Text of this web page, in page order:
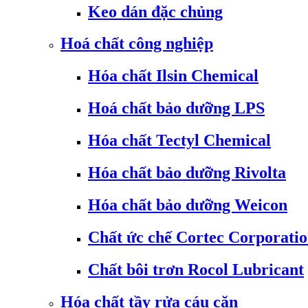
Keo dán đặc chủng
Hoá chất công nghiệp
Hóa chất Ilsin Chemical
Hoá chất bảo dưỡng LPS
Hóa chất Tectyl Chemical
Hóa chất bảo dưỡng Rivolta
Hóa chất bảo dưỡng Weicon
Chất ức chế Cortec
Chất bôi trơn Rocol Lubricant
Hóa chất tầy rửa cáu cặn